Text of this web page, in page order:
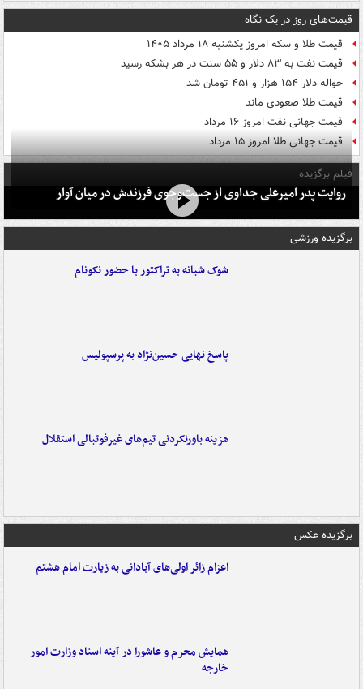
قیمت‌های روز در یک نگاه
قیمت طلا و سکه امروز یکشنبه ۱۸ مرداد ۱۴۰۵
قیمت نفت به ۸۳ دلار و ۵۵ سنت در هر بشکه رسید
حواله دلار ۱۵۴ هزار و ۴۵۱ تومان شد
قیمت طلا صعودی ماند
قیمت جهانی نفت امروز ۱۶ مرداد
قیمت جهانی طلا امروز ۱۵ مرداد
فیلم برگزیده
روایت پدر امیرعلی جداوی از جست‌وجوی فرزندش در میان آوار
برگزیده ورزشی
شوک شبانه به تراکتور با حضور نکونام
پاسخ نهایی حسین‌نژاد به پرسپولیس
هزینه باورنکردنی تیم‌های غیرفوتبالی استقلال
برگزیده عکس
اعزام زائر اولی‌های آبادانی به زیارت امام هشتم
همایش محرم و عاشورا در آینه اسناد وزارت امور
خارجه